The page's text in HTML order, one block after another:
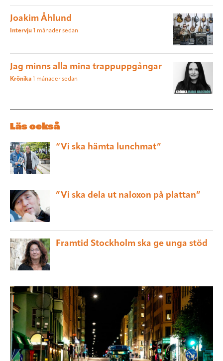
Joakim Åhlund
Intervju 1 månader sedan
Jag minns alla mina trappuppgångar
Krönika 1 månader sedan
Läs också
“Vi ska hämta lunchmat”
”Vi ska dela ut naloxon på plattan”
Framtid Stockholm ska ge unga stöd